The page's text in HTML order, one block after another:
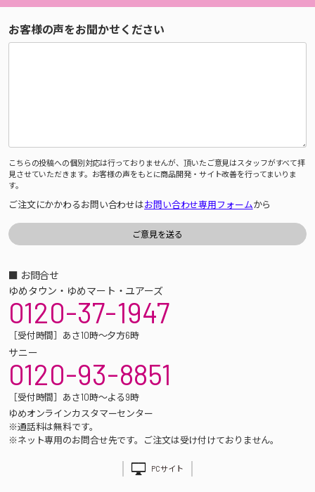
お客様の声をお聞かせください
こちらの投稿への個別対応は行っておりませんが、頂いたご意見はスタッフがすべて拝
見させていただきます。お客様の声をもとに商品開発・サイト改善を行ってまいりま
す。
ご注文にかかわるお問い合わせはお問い合わせ専用フォームから
■ お問合せ
ゆめタウン・ゆめマート・ユアーズ
0120-37-1947
［受付時間］あさ10時～夕方6時
サニー
0120-93-8851
［受付時間］あさ10時～よる9時
ゆめオンラインカスタマーセンター
※通話料は無料です。
※ネット専用のお問合せ先です。ご注文は受け付けておりません。
PCサイト